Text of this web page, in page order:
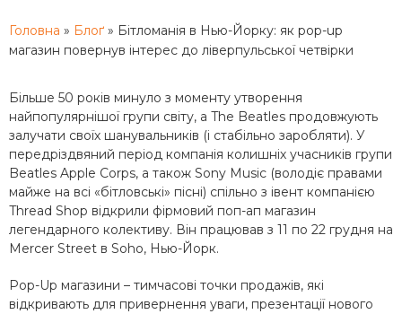
Головна » Блоґ » Бітломанія в Нью-Йорку: як pop-up
магазин повернув інтерес до ліверпульської четвірки
Більше 50 років минуло з моменту утворення
найпопулярнішої групи світу, а The Beatles продовжують
залучати своїх шанувальників (і стабільно заробляти). У
передріздвяний період компанія колишніх учасників групи
Beatles Apple Corps, а також Sony Music (володіє правами
майже на всі «бітловські» пісні) спільно з івент компанією
Thread Shop відкрили фірмовий поп-ап магазин
легендарного колективу. Він працював з 11 по 22 грудня на
Mercer Street в Soho, Нью-Йорк.
Pop-Up магазини – тимчасові точки продажів, які
відкривають для привернення уваги, презентації нового